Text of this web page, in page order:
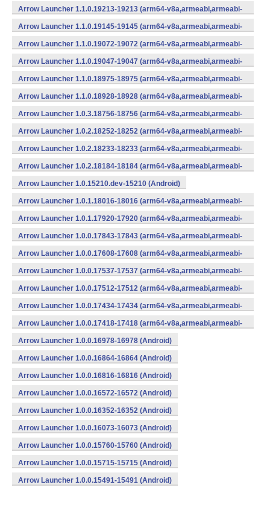
v7a,mips,mips64,x86,x86_64) (Android)
Arrow Launcher 1.1.0.19213-19213 (arm64-v8a,armeabi,armeabi-
v7a,mips,mips64,x86,x86_64) (Android)
Arrow Launcher 1.1.0.19145-19145 (arm64-v8a,armeabi,armeabi-
v7a,mips,mips64,x86,x86_64) (Android)
Arrow Launcher 1.1.0.19072-19072 (arm64-v8a,armeabi,armeabi-
v7a,mips,mips64,x86,x86_64) (Android)
Arrow Launcher 1.1.0.19047-19047 (arm64-v8a,armeabi,armeabi-
v7a,mips,mips64,x86,x86_64) (Android)
Arrow Launcher 1.1.0.18975-18975 (arm64-v8a,armeabi,armeabi-
v7a,mips,mips64,x86,x86_64) (Android)
Arrow Launcher 1.1.0.18928-18928 (arm64-v8a,armeabi,armeabi-
v7a,mips,mips64,x86,x86_64) (Android)
Arrow Launcher 1.0.3.18756-18756 (arm64-v8a,armeabi,armeabi-
v7a,mips,mips64,x86,x86_64) (Android)
Arrow Launcher 1.0.2.18252-18252 (arm64-v8a,armeabi,armeabi-
v7a,mips,mips64,x86,x86_64) (Android)
Arrow Launcher 1.0.2.18233-18233 (arm64-v8a,armeabi,armeabi-
v7a,mips,mips64,x86,x86_64) (Android)
Arrow Launcher 1.0.2.18184-18184 (arm64-v8a,armeabi,armeabi-
v7a,mips,mips64,x86,x86_64) (Android)
Arrow Launcher 1.0.15210.dev-15210 (Android)
Arrow Launcher 1.0.1.18016-18016 (arm64-v8a,armeabi,armeabi-
v7a,mips,mips64,x86,x86_64) (Android)
Arrow Launcher 1.0.1.17920-17920 (arm64-v8a,armeabi,armeabi-
v7a,mips,mips64,x86,x86_64) (Android)
Arrow Launcher 1.0.0.17843-17843 (arm64-v8a,armeabi,armeabi-
v7a,mips,mips64,x86,x86_64) (Android)
Arrow Launcher 1.0.0.17608-17608 (arm64-v8a,armeabi,armeabi-
v7a,mips,mips64,x86,x86_64) (Android)
Arrow Launcher 1.0.0.17537-17537 (arm64-v8a,armeabi,armeabi-
v7a,mips,mips64,x86,x86_64) (Android)
Arrow Launcher 1.0.0.17512-17512 (arm64-v8a,armeabi,armeabi-
v7a,mips,mips64,x86,x86_64) (Android)
Arrow Launcher 1.0.0.17434-17434 (arm64-v8a,armeabi,armeabi-
v7a,mips,mips64,x86,x86_64) (Android)
Arrow Launcher 1.0.0.17418-17418 (arm64-v8a,armeabi,armeabi-
v7a,mips,mips64,x86,x86_64) (Android)
Arrow Launcher 1.0.0.16978-16978 (Android)
Arrow Launcher 1.0.0.16864-16864 (Android)
Arrow Launcher 1.0.0.16816-16816 (Android)
Arrow Launcher 1.0.0.16572-16572 (Android)
Arrow Launcher 1.0.0.16352-16352 (Android)
Arrow Launcher 1.0.0.16073-16073 (Android)
Arrow Launcher 1.0.0.15760-15760 (Android)
Arrow Launcher 1.0.0.15715-15715 (Android)
Arrow Launcher 1.0.0.15491-15491 (Android)